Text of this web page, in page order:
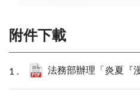
附件下載
法務部辦理「炎夏『漫』活，創意說『畫』」114年